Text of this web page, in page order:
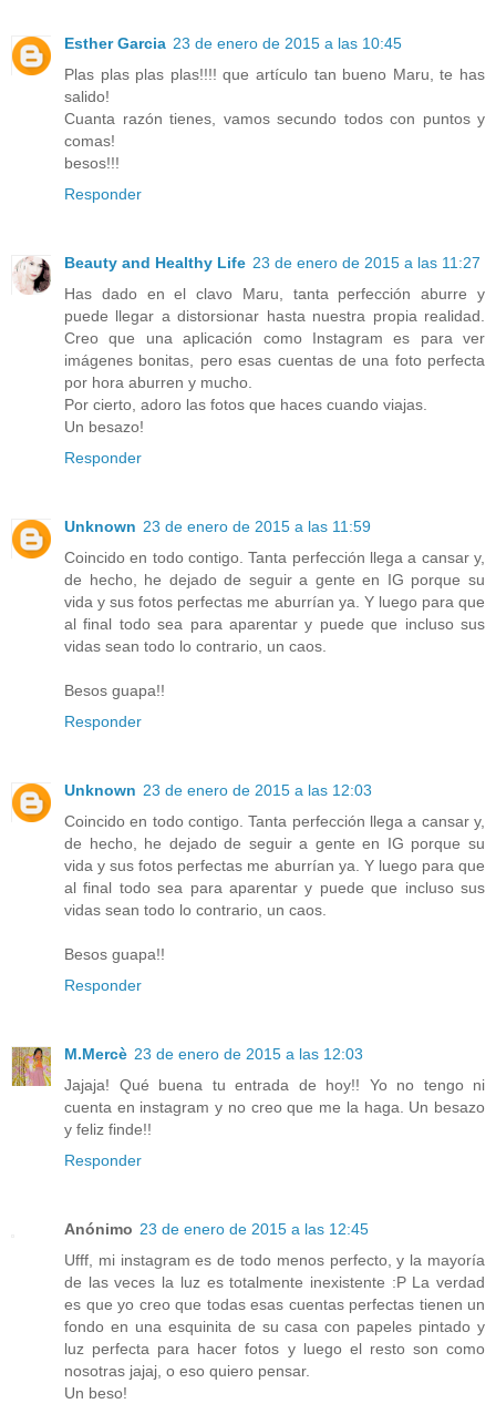
Esther Garcia 23 de enero de 2015 a las 10:45
Plas plas plas plas!!!! que artículo tan bueno Maru, te has
salido!
Cuanta razón tienes, vamos secundo todos con puntos y
comas!
besos!!!
Responder
Beauty and Healthy Life 23 de enero de 2015 a las 11:27
Has dado en el clavo Maru, tanta perfección aburre y
puede llegar a distorsionar hasta nuestra propia realidad.
Creo que una aplicación como Instagram es para ver
imágenes bonitas, pero esas cuentas de una foto perfecta
por hora aburren y mucho.
Por cierto, adoro las fotos que haces cuando viajas.
Un besazo!
Responder
Unknown 23 de enero de 2015 a las 11:59
Coincido en todo contigo. Tanta perfección llega a cansar y,
de hecho, he dejado de seguir a gente en IG porque su
vida y sus fotos perfectas me aburrían ya. Y luego para que
al final todo sea para aparentar y puede que incluso sus
vidas sean todo lo contrario, un caos.
Besos guapa!!
Responder
Unknown 23 de enero de 2015 a las 12:03
Coincido en todo contigo. Tanta perfección llega a cansar y,
de hecho, he dejado de seguir a gente en IG porque su
vida y sus fotos perfectas me aburrían ya. Y luego para que
al final todo sea para aparentar y puede que incluso sus
vidas sean todo lo contrario, un caos.
Besos guapa!!
Responder
M.Mercè 23 de enero de 2015 a las 12:03
Jajaja! Qué buena tu entrada de hoy!! Yo no tengo ni
cuenta en instagram y no creo que me la haga. Un besazo
y feliz finde!!
Responder
Anónimo 23 de enero de 2015 a las 12:45
Ufff, mi instagram es de todo menos perfecto, y la mayoría
de las veces la luz es totalmente inexistente :P La verdad
es que yo creo que todas esas cuentas perfectas tienen un
fondo en una esquinita de su casa con papeles pintado y
luz perfecta para hacer fotos y luego el resto son como
nosotras jajaj, o eso quiero pensar.
Un beso!